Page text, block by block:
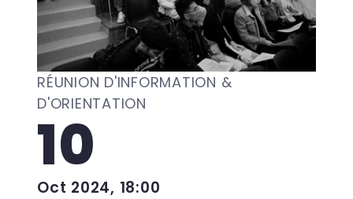
RÉUNION D'INFORMATION &
D'ORIENTATION
10
Oct 2024, 18:00